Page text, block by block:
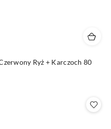
Ryż + Karczoch 80